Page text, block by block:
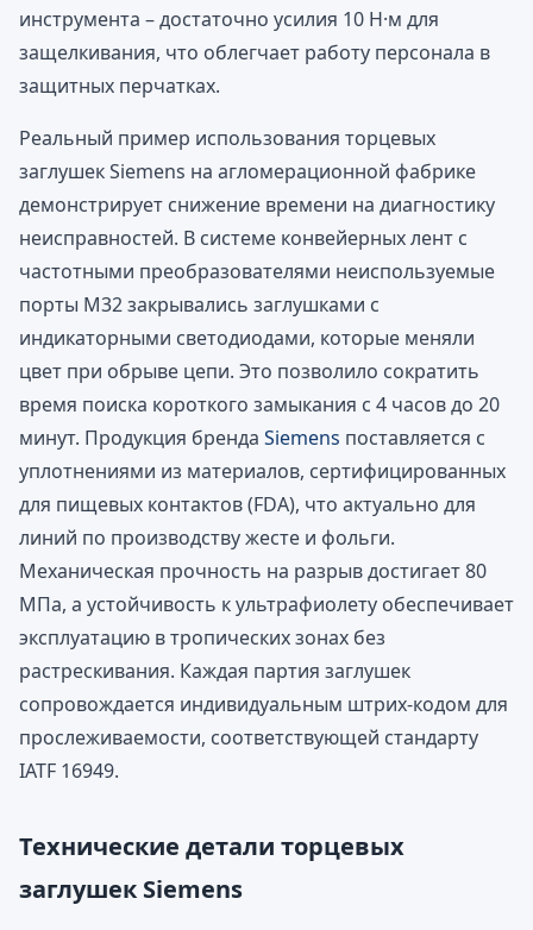
инструмента – достаточно усилия 10 Н·м для
защелкивания, что облегчает работу персонала в
защитных перчатках.
Реальный пример использования торцевых
заглушек Siemens на агломерационной фабрике
демонстрирует снижение времени на диагностику
неисправностей. В системе конвейерных лент с
частотными преобразователями неиспользуемые
порты M32 закрывались заглушками с
индикаторными светодиодами, которые меняли
цвет при обрыве цепи. Это позволило сократить
время поиска короткого замыкания с 4 часов до 20
минут. Продукция бренда Siemens поставляется с
уплотнениями из материалов, сертифицированных
для пищевых контактов (FDA), что актуально для
линий по производству жесте и фольги.
Механическая прочность на разрыв достигает 80
МПа, а устойчивость к ультрафиолету обеспечивает
эксплуатацию в тропических зонах без
растрескивания. Каждая партия заглушек
сопровождается индивидуальным штрих-кодом для
прослеживаемости, соответствующей стандарту
IATF 16949.
Технические детали торцевых
заглушек Siemens